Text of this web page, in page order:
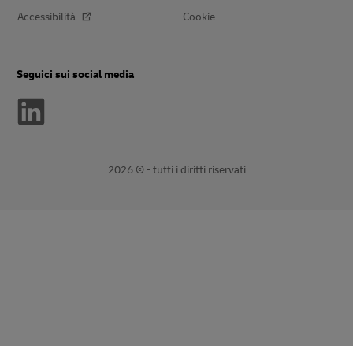
Accessibilità Cookie
Seguici sui social media
2026 © - tutti i diritti riservati